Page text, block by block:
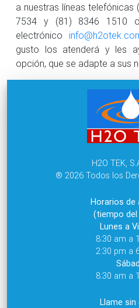
a nuestras líneas telefónicas
7534 y (81) 8346 1510
electrónico
gusto los atenderá y les
opción, que se adapte a sus
H2O TEK,
® 2026 Todos los
Horarios de
(tiempo
Lunes a
8:30 am a
2:30 pm a
8:30 am a
Llame